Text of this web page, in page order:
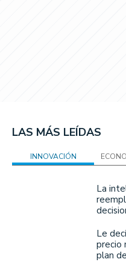
LAS MÁS LEÍDAS
INNOVACIÓN
La
Le
precio
plan